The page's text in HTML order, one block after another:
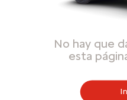
No hay que
esta